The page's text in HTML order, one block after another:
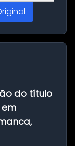
do título